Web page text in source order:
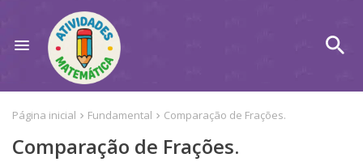
Página inicial Fundamental Comparação de Frações.
Comparação de Frações.